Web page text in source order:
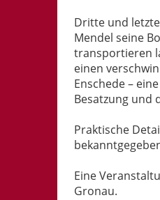
Dritte und
Mendel seine
transportieren
einen
Enschede –
Besatzung und
Praktische
Eine
Gronau.